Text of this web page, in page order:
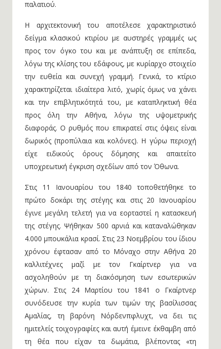
παλατιού.
Η αρχιτεκτονική του αποτέλεσε χαρακτηριστικό
δείγμα κλασικού κτιρίου με αυστηρές γραμμές ως
προς τον όγκο του και με ανάπτυξη σε επίπεδα,
λόγω της κλίσης του εδάφους, με κυρίαρχο στοιχείο
την ευθεία και συνεχή γραμμή. Γενικά, το κτίριο
χαρακτηρίζεται ιδιαίτερα λιτό, χωρίς όμως να χάνει
και την επιβλητικότητά του, με καταπληκτική θέα
προς όλη την Αθήνα, λόγω της υψομετρικής
διαφοράς. Ο ρυθμός που επικρατεί στις όψεις είναι
δωρικός (προπύλαια και κολόνες). Η γύρω περιοχή
είχε ειδικούς όρους δόμησης και απαιτείτο
υποχρεωτική έγκριση σχεδίων από τον Όθωνα.
Στις 11 Ιανουαρίου του 1840 τοποθετήθηκε το
πρώτο δοκάρι της στέγης και στις 20 Ιανουαρίου
έγινε μεγάλη τελετή για να εορταστεί η κατασκευή
της στέγης. Ψήθηκαν 500 αρνιά και καταναλώθηκαν
4.000 μπουκάλια κρασί. Στις 23 Νοεμβρίου του ίδιου
χρόνου έφτασαν από το Μόναχο στην Αθήνα 20
καλλιτέχνες μαζί με τον Γκαίρτνερ για να
ασχοληθούν με τη διακόσμηση των εσωτερικών
χώρων. Στις 24 Μαρτίου του 1841 ο Γκαίρτνερ
συνόδευσε την κυρία των τιμών της βασίλισσας
Αμαλίας, τη βαρόνη Νόρδενπφλυχτ, να δει τις
ημιτελείς τοιχογραφίες και αυτή έμεινε έκθαμβη από
τη θέα που είχαν τα δωμάτια, βλέποντας «τη